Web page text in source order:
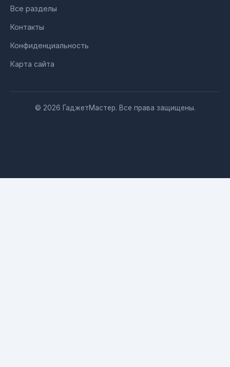
Все разделы
Контакты
Конфиденциальность
Карта сайта
© 2026 ГаджетМастер. Все права защищены.